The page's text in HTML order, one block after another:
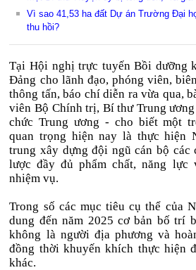
Vì sao 41,53 ha đất Dự án Trường Đại
thu hồi?
Tại Hội nghị trực tuyến Bồi dưỡng
Đảng cho lãnh đạo, phóng viên,
thông tấn, báo chí diễn ra vừa qua,
viên Bộ Chính trị, Bí thư Trung
chức Trung ương - cho biết một
quan trọng hiện nay là thực hiện
trung xây dựng đội ngũ cán bộ các
lược đầy đủ phẩm chất, năng lực
nhiệm vụ.
Trong số các mục tiêu cụ thể của
dung đến năm 2025 cơ bản bố trí
không là người địa phương và
đồng thời khuyến khích thực hiện
khác.